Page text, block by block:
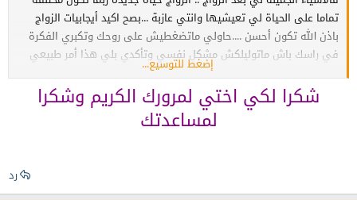
تماما على الحياة لي تعيشيها وانتي عازبة ...بصح اكيد أيجابيات الزواج
باذن الله تكون أحسن ....حاولي ماتضغطيش على روحك وتكبري الفكرة
في راسك باش ماتوليلكش مشكل نفسي وتأكدي بلي هذا أمر طبيعي
تمر بيه كامل لبنات مهما كانت عقليتها.
إضغط للتوسيع...
شكرا لكي اختي لمرورك الكريم وشكرا
لمساعدتك
رد